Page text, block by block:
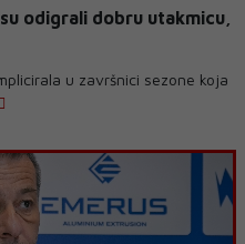
utakmicu,
u završnici sezone koja